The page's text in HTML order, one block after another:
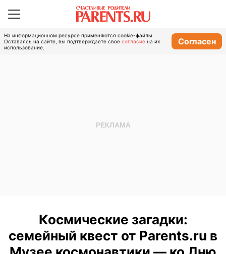
На информационном ресурсе применяются cookie-файлы.
Оставаясь на сайте, вы подтверждаете свое согласие на их
использование.
Согласен
Космические загадки:
семейный квест от Parents.ru в